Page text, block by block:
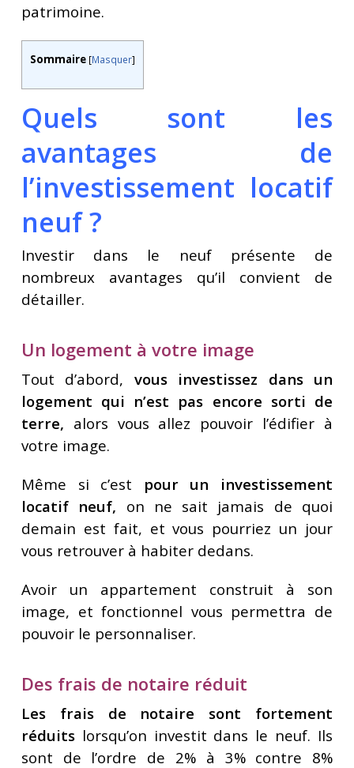
patrimoine.
Sommaire [Masquer]
Quels sont les
avantages de
l’investissement locatif
neuf ?
Investir dans le neuf présente de
nombreux avantages qu’il convient de
détailler.
Un logement à votre image
Tout d’abord, vous investissez dans un
logement qui n’est pas encore sorti de
terre, alors vous allez pouvoir l’édifier à
votre image.
Même si c’est pour un investissement
locatif neuf, on ne sait jamais de quoi
demain est fait, et vous pourriez un jour
vous retrouver à habiter dedans.
Avoir un appartement construit à son
image, et fonctionnel vous permettra de
pouvoir le personnaliser.
Des frais de notaire réduit
Les frais de notaire sont fortement
réduitslorsqu’on investit dans le neuf. Ils
sont de l’ordre de 2% à 3% contre 8%